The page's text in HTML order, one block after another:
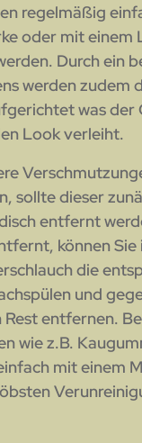
regelmäßig
oder mit
Durch ein
werden zudem
was der
Look verleiht.
sollte dieser
entfernt
können Sie
die
und
entfernen.
wie z.B.
mit einem